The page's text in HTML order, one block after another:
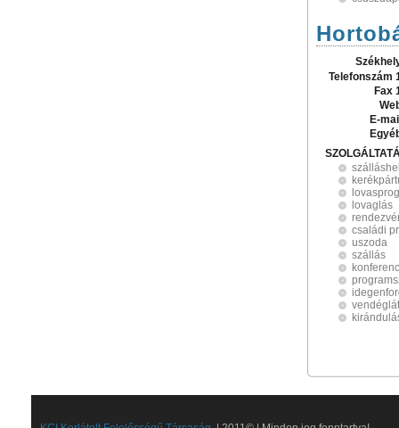
Telefonszám
Fax
E-
lovaglás
családi
uszoda
szállás